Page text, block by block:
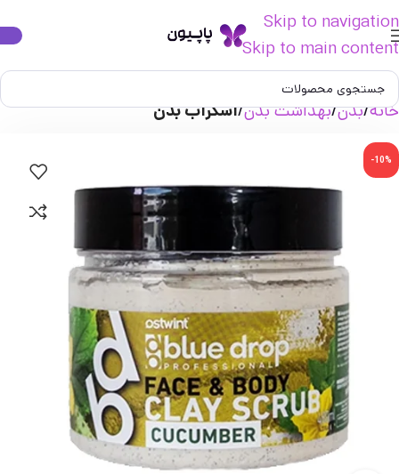
Skip to navigation
Skip to main content
خانه بدن بهداشت بدن اسکراب بدن
-10%